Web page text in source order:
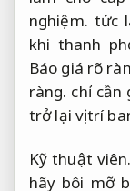
nghiệm. tức
khi thanh
Báo giá rõ
ràng. chỉ cần
trở lại vị trí
Kỹ thuật viên.
hãy bôi mỡ